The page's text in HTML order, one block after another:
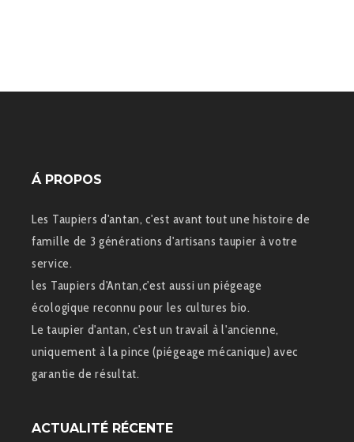
Á PROPOS
Les Taupiers d'antan, c'est avant tout une histoire de
famille de 3 générations d'artisans taupier à votre
service.
les Taupiers d'Antan,c'est aussi un piégeage
écologique reconnu pour les cultures bio.
Le taupier d'antan, c'est un travail à l'ancienne,
uniquement à la pince (piégeage mécanique) avec
garantie de résultat.
ACTUALITÉ RÉCENTE